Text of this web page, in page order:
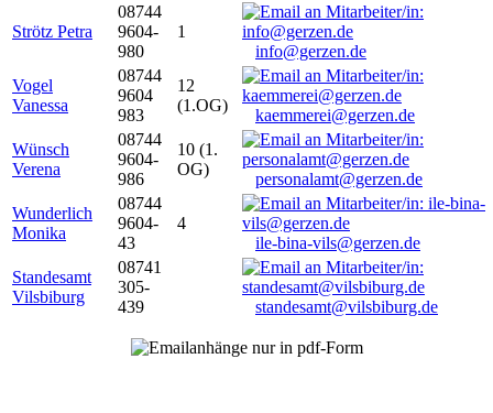
Strötz Petra
08744
9604-
980
1
info@gerzen.de
Vogel
Vanessa
08744
9604
983
12
(1.OG)
kaemmerei@gerzen.de
Wünsch
Verena
08744
9604-
986
10 (1.
OG)
personalamt@gerzen.de
Wunderlich
Monika
08744
9604-
43
4
ile-bina-vils@gerzen.de
Standesamt
Vilsbiburg
08741
305-
439
standesamt@vilsbiburg.de